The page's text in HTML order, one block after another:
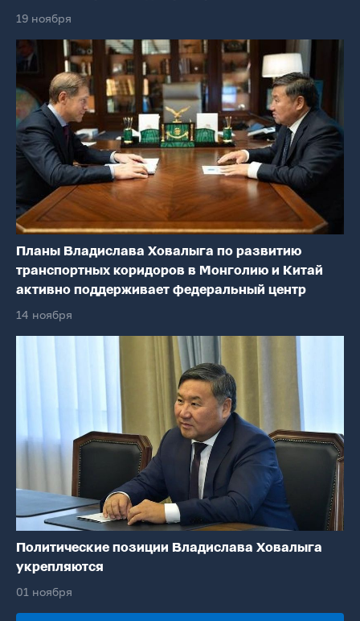
19 ноября
Планы Владислава Ховалыга по развитию
транспортных коридоров в Монголию и Китай
активно поддерживает федеральный центр
14 ноября
Политические позиции Владислава Ховалыга
укрепляются
01 ноября